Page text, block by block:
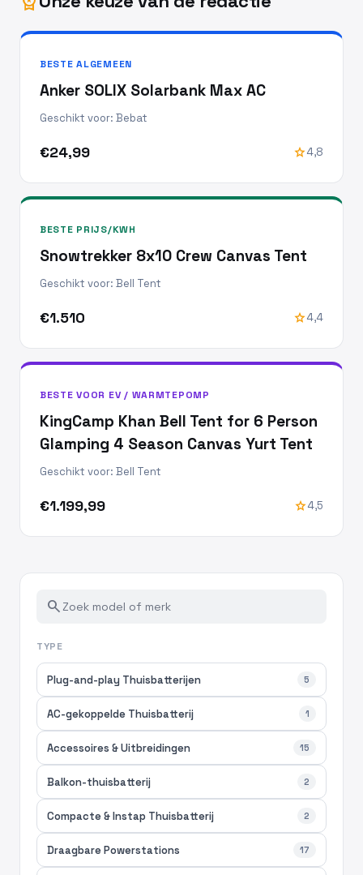
BESTE ALGEMEEN
Anker SOLIX Solarbank Max AC
Geschikt voor: Bebat
€24,99 star4,8
BESTE PRIJS/KWH
Snowtrekker 8x10 Crew Canvas Tent
Geschikt voor: Bell Tent
€1.510 star4,4
BESTE VOOR EV / WARMTEPOMP
KingCamp Khan Bell Tent for 6 Person
Glamping 4 Season Canvas Yurt Tent
Geschikt voor: Bell Tent
€1.199,99 star4,5
search
TYPE
Plug-and-play Thuisbatterijen 5
AC-gekoppelde Thuisbatterij 1
Accessoires & Uitbreidingen 15
Balkon-thuisbatterij 2
Compacte & Instap Thuisbatterij 2
Draagbare Powerstations 17